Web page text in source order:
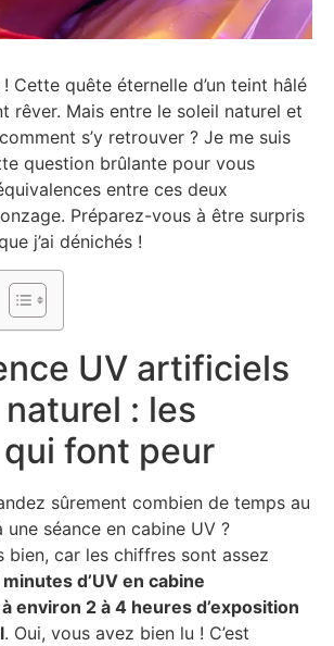
Cette quête éternelle d’un teint hâlé
rêver. Mais entre le soleil naturel et
s’y retrouver ? Je me suis
question brûlante pour vous
entre ces deux
Préparez-vous à être surpris
j’ai dénichés !
UV artificiels
: les
font peur
sûrement combien de temps au
séance en cabine UV ?
bien, car les chiffres sont assez
d’UV en cabine
environ 2 à 4 heures d’exposition
. Oui, vous avez bien lu ! C’est